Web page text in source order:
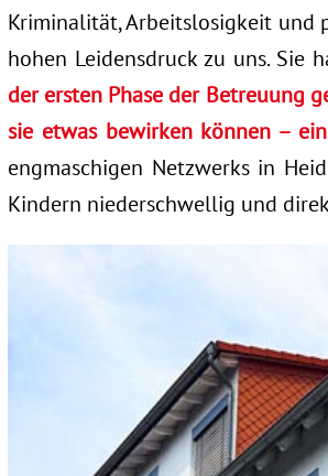
Kriminalität, Arbeitslosigkeit und
hohen Leidensdruck zu uns. Sie
der ersten Phase der Betreuung
sie etwas bewirken können –
engmaschigen Netzwerks in
Kindern niederschwellig und